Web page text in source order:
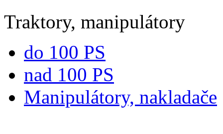
Traktory, manipulátory
do 100 PS
nad 100 PS
Manipulátory, nakladače